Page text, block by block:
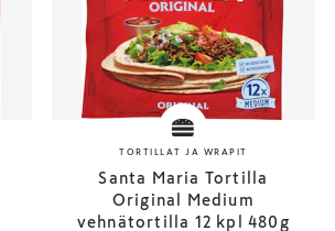
TORTILLAT JA WRAPIT
Santa Maria Tortilla
Original Medium
vehnätortilla 12 kpl 480g